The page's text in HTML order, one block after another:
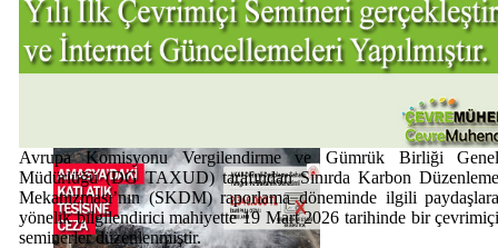
Avrupa Komisyonu Vergilendirme ve Gümrük Birliği
Müdürlüğü (DG TAXUD) tarafından Sınırda Karbon
Mekanizması’nın (SKDM) raporlama döneminde ilgili
yönelik bilgilendirici mahiyette 19 Mart 2026 tarihinde bir
seminerler düzenlenmiştir.